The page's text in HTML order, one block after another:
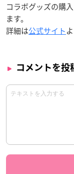
コラボグッズの購
ます。
詳細は公式サイト
コメントを投